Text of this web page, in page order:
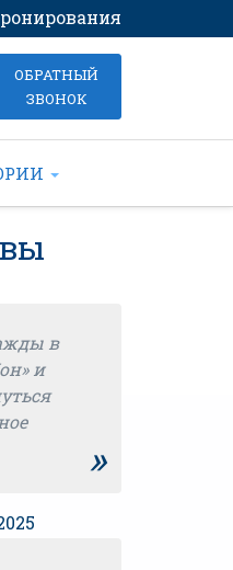
ОБРАТНЫЙ
ЗВОНОК
в
и
»